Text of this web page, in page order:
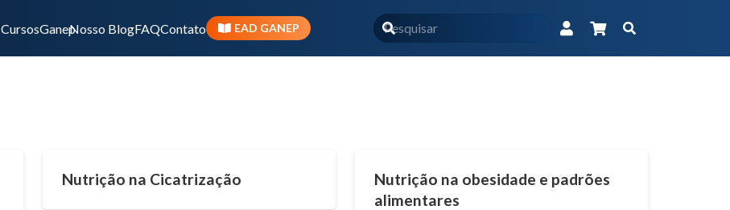
CursosGanepNosso BlogFAQContato EAD GANEP
Nutrição na Cicatrização
Nutrição na obesidade e padrões
alimentares